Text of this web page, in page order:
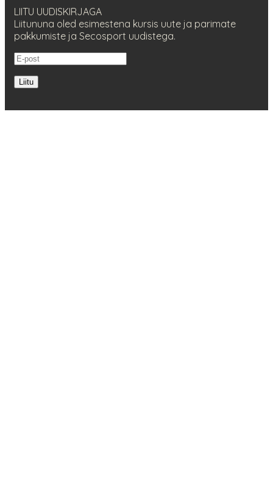
LIITU UUDISKIRJAGA
Liitununa oled esimestena kursis uute ja parimate
pakkumiste ja Secosport uudistega.
Liitu